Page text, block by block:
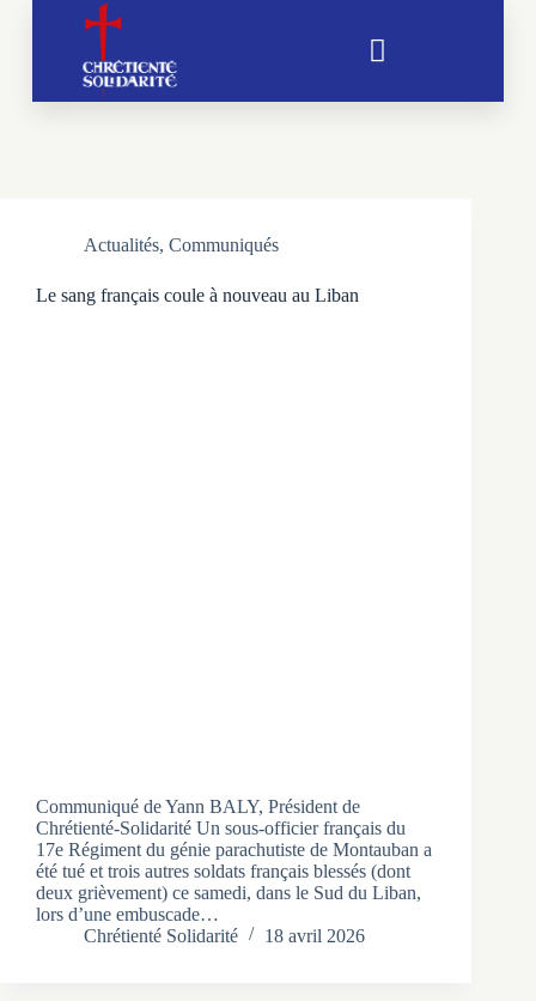
Actualités, Communiqués
Le sang français coule à nouveau au Liban
Communiqué de Yann BALY, Président de
Chrétienté-Solidarité Un sous-officier français du
17e Régiment du génie parachutiste de Montauban a
été tué et trois autres soldats français blessés (dont
deux grièvement) ce samedi, dans le Sud du Liban,
lors d’une embuscade…
Chrétienté Solidarité
18 avril 2026